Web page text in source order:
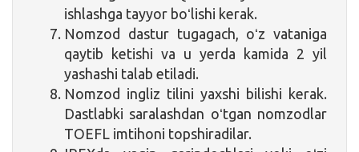
ishlashga tayyor boʻlishi kerak.
Nomzod dastur tugagach, oʻz vataniga
qaytib ketishi va u yerda kamida 2 yil
yashashi talab etiladi.
Nomzod ingliz tilini yaxshi bilishi kerak.
Dastlabki saralashdan oʻtgan nomzodlar
TOEFL imtihoni topshiradilar.